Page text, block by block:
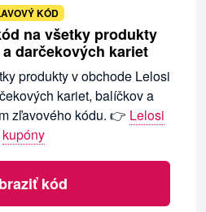
KÓD
na všetky produkty
darčekových kariet
produkty v obchode Lelosi
kariet, balíčkov a
zľavového kódu. 👉 Lelosi
kupóny
kód